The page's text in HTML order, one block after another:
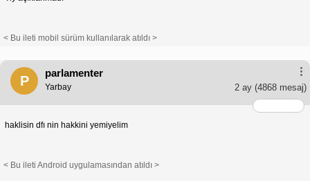
< Bu ileti mobil sürüm kullanılarak atıldı >
P
parlamenter
2 ay (4868 mesaj)
Yarbay
haklisin dfı nin hakkini yemiyelim
< Bu ileti Android uygulamasından atıldı >